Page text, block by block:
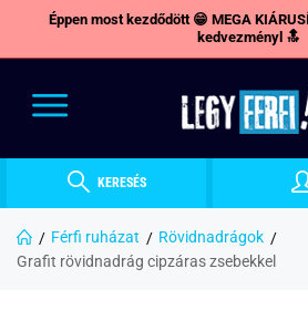
Éppen most kezdődött 😁 MEGA
kedvezményl 🔝
KERESÉS
Férfi ruházat
Rövidnadrágok
Grafit rövidnadrág cipzáras zsebekkel